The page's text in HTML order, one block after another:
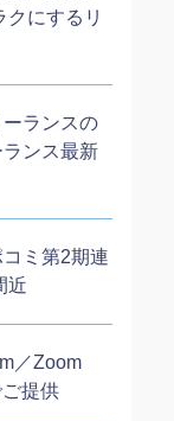
クにするリ
ーランスの
ンス最新
ミ第2期連
近
／Zoom
提供